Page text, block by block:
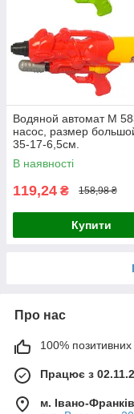
Водяной автомат M
насос, размер
35-17-6,5см.
В наявності
119,24 ₴ 158,98 ₴
Купити
Про нас
100% позитивних
Працює з
м. Івано-